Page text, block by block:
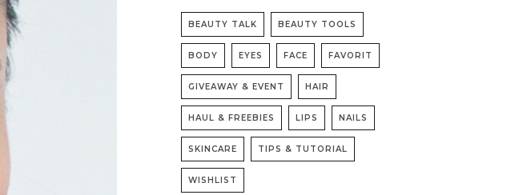
BEAUTY TALK BEAUTY TOOLS
BODY EYES FACE FAVORIT
GIVEAWAY & EVENT HAIR
HAUL & FREEBIES LIPS NAILS
SKINCARE TIPS & TUTORIAL
WISHLIST